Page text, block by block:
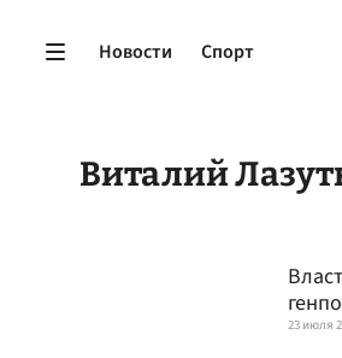
Новости Спорт
Виталий
23 июля